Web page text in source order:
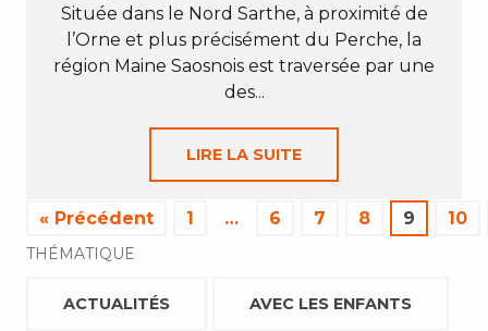
Située dans le Nord Sarthe, à proximité de
l’Orne et plus précisément du Perche, la
région Maine Saosnois est traversée par une
des...
LIRE LA SUITE
« Précédent 1 … 6 7 8 9 10
THÉMATIQUE
ACTUALITÉS AVEC LES ENFANTS